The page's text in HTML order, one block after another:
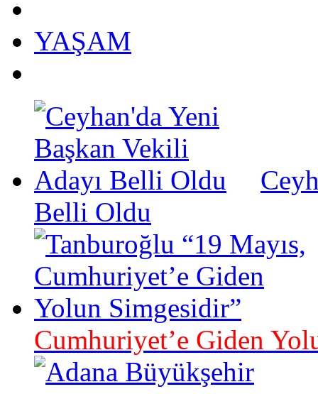
YAŞAM
Belli Oldu
Cumhuriyet’e Giden